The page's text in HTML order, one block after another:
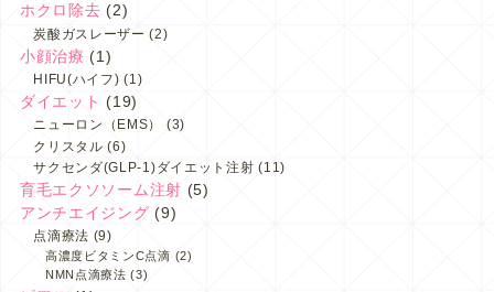
ホクロ除去 (2)
炭酸ガスレーザー (2)
小顔治療 (1)
HIFU(ハイフ) (1)
ダイエット (19)
ニューロン（EMS）
(3)
クリスタル (6)
サクセンダ(GLP-1)ダイエット注射 (11)
育毛エクソソーム注射 (5)
アンチエイジング (9)
点滴療法 (9)
高濃度ビタミンC点滴 (2)
NMN点滴療法 (3)